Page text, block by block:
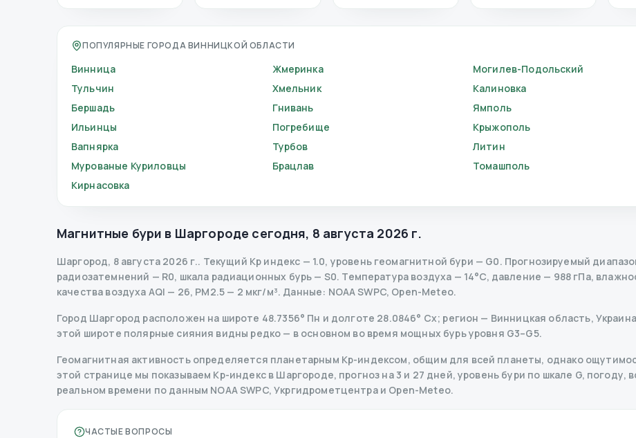
ПОПУЛЯРНЫЕ ГОРОДА ВИННИЦКОЙ ОБЛАСТИ
Винница Жмеринка Могилев-Подольский
Тульчин
Хмельник Калиновка
Бершадь
Гнивань Ямполь
Ильинцы
Погребище Крыжополь
Вапнярка
Турбов Литин
Мурованые Куриловцы
Брацлав Томашполь
Кирнасовка
Магнитные бури в Шаргороде сегодня, 8 августа 2026 г.
Шаргород, 8 августа 2026 г.. Текущий Kp индекс — 1.0, уровень геомагнитной бури — G0. Прогнозируемый
радиозатемнений — R0, шкала радиационных бурь — S0. Температура воздуха — 14°C, давление — 988 гПа,
качества воздуха AQI — 26, PM2.5 — 2 мкг/м³. Данные: NOAA SWPC, Open-Meteo.
Город Шаргород расположен на широте 48.7356° Пн и долготе 28.0846° Сх; регион — Винницкая область,
этой широте полярные сияния видны редко — в основном во время мощных бурь уровня G3–G5.
Геомагнитная активность определяется планетарным Kp-индексом, общим для всей планеты, однако
этой странице мы показываем Kp-индекс в Шаргороде, прогноз на 3 и 27 дней, уровень бури по шкале G, погоду,
реальном времени по данным NOAA SWPC, Укргидрометцентра и Open-Meteo.
ЧАСТЫЕ ВОПРОСЫ